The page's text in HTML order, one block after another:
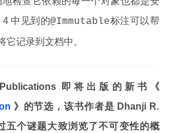
中见到的@Immutable标注可以帮
它记录到文档中。
即将出版的新书《
》的节选，该书作者是 Dhanji R.
五个谜题大致浏览了不可变性的概